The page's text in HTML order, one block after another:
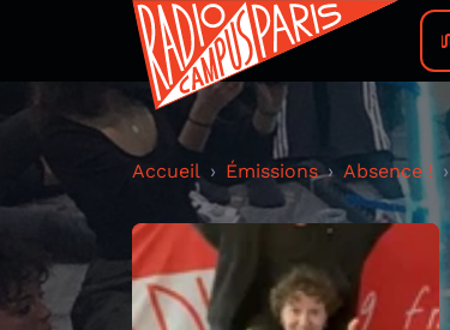
Accueil Émissions Absence !